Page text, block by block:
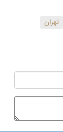
تهران